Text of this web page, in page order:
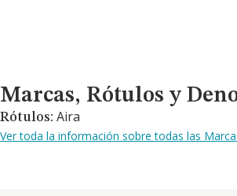
Marcas, Rótulos y Denominaciones
Marcas, Rótulos y
Rótulos: Aira
Ver toda la información sobre todas las